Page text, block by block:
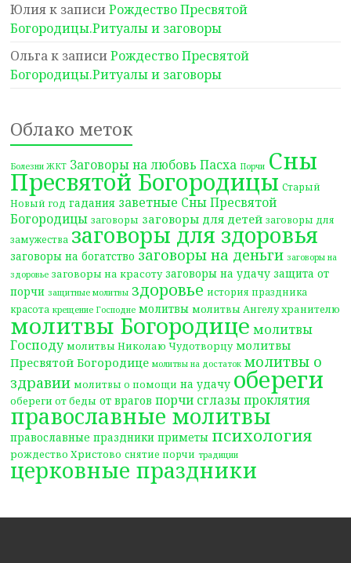
Юлияк записиРождество Пресвятой
Богородицы.Ритуалы и заговоры
Ольгак записиРождество Пресвятой
Богородицы.Ритуалы и заговоры
Облако меток
Болезни ЖКТ Заговоры на любовь Пасха Порчи Сны
Пресвятой Богородицы Старый
Новый год гадания заветные Сны Пресвятой
Богородицы заговоры заговоры для детей заговоры для
замужества заговоры для здоровья
заговоры на богатство заговоры на деньги заговоры на
здоровье заговоры на красоту заговоры на удачу защита от
порчи защитные молитвы здоровье история праздника
красота крещение Господне молитвы молитвы Ангелу хранителю
молитвы Богородице молитвы
Господу молитвы Николаю Чудотворцу молитвы
Пресвятой Богородице молитвы на достаток молитвы о
здравии молитвы о помощи на удачу обереги
обереги от беды от врагов порчи сглазы проклятия
православные молитвы
православные праздники приметы психология
рождество Христово снятие порчи традиции
церковные праздники